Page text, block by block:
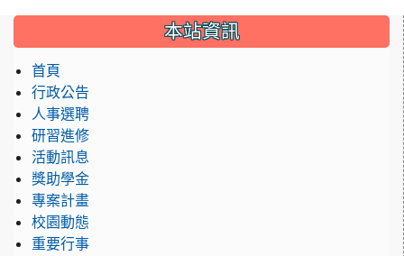
本站資訊
首頁
行政公告
人事選聘
研習進修
活動訊息
獎助學金
專案計畫
校園動態
重要行事